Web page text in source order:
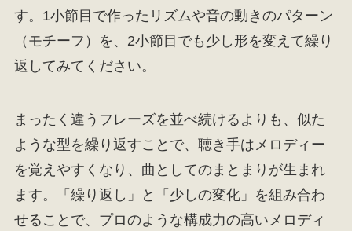
す。1小節目で作ったリズムや音の動きのパターン
（モチーフ）を、2小節目でも少し形を変えて繰り
返してみてください。
まったく違うフレーズを並べ続けるよりも、似た
ような型を繰り返すことで、聴き手はメロディー
を覚えやすくなり、曲としてのまとまりが生まれ
ます。「繰り返し」と「少しの変化」を組み合わ
せることで、プロのような構成力の高いメロディ